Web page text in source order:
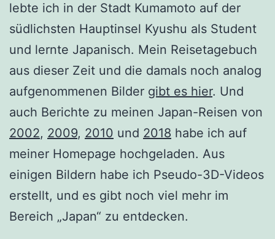
lebte ich in der Stadt Kumamoto auf der
südlichsten Hauptinsel Kyushu als Student
und lernte Japanisch. Mein Reisetagebuch
aus dieser Zeit und die damals noch analog
aufgenommenen Bilder gibt es hier. Und
auch Berichte zu meinen Japan-Reisen von
2002, 2009, 2010 und 2018 habe ich auf
meiner Homepage hochgeladen. Aus
einigen Bildern habe ich Pseudo-3D-Videos
erstellt, und es gibt noch viel mehr im
Bereich „Japan“ zu entdecken.